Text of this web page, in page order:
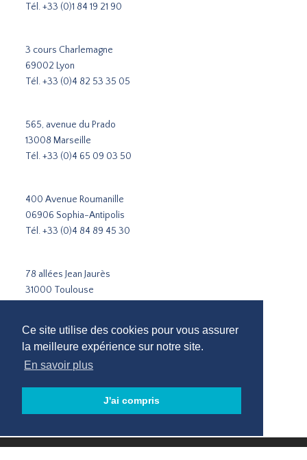
Ce site utilise des cookies pour vous assurer
la meilleure expérience sur notre site.
En savoir plus
J'ai compris
Tél.+33 (0)1 84 19 21 90
3 cours Charlemagne
69002 Lyon
Tél.+33 (0)4 82 53 35 05
565, avenue du Prado
13008 Marseille
Tél.+33 (0)4 65 09 03 50
400 Avenue Roumanille
06906 Sophia-Antipolis
Tél.+33 (0)4 84 89 45 30
78 allées Jean Jaurès
31000 Toulouse
Cabinet de recrutement Paris
Cabinet de recrutement Lyon
Cabinet de recrutement Toulouse